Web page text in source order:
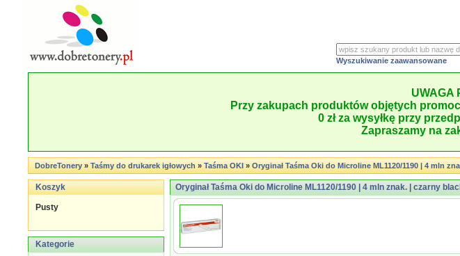
Wyszukiwanie zaawansowane
UWAGA
Przy zakupach produktów objętych
0 zł za wysyłkę przy
Zapraszamy na
DobreTonery»Taśmy do drukarek igłowych»Taśma OKI»Oryginał Taśma Oki do Microline ML1120/1190 | 4 mln
Koszyk
Pusty
Kategorie
Oryginał Taśma Oki do Microline ML1120/1190 | 4 mln znak. | czarny